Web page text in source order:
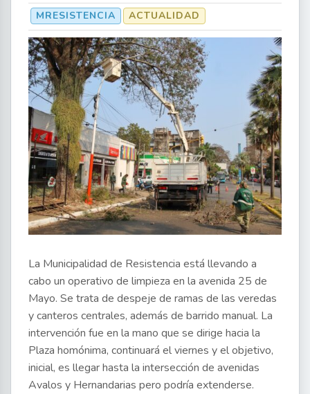
MRESISTENCIA ACTUALIDAD
La Municipalidad de Resistencia está llevando a
cabo un operativo de limpieza en la avenida 25 de
Mayo. Se trata de despeje de ramas de las veredas
y canteros centrales, además de barrido manual. La
intervención fue en la mano que se dirige hacia la
Plaza homónima, continuará el viernes y el objetivo,
inicial, es llegar hasta la intersección de avenidas
Avalos y Hernandarias pero podría extenderse.